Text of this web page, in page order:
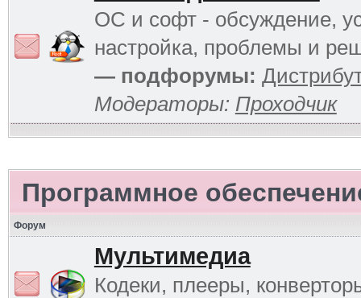
ОС и софт - обсуждение,
настройка, проблемы и
— подфорумы:
Модераторы: Проходчик
Программное
Форум
Мультимедиа
Кодеки, плееры,